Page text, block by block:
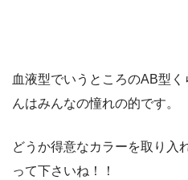
血液型でいうところのAB型
んはみんなの憧れの的です。
どうか得意なカラーを取り入
って下さいね！！